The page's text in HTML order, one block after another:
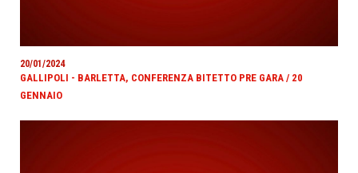
20/01/2024
GALLIPOLI - BARLETTA, CONFERENZA BITETTO PRE GARA / 20
GENNAIO